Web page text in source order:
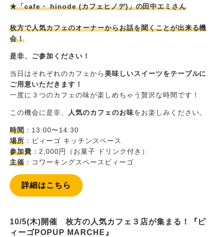
★「cafe・ hinode (カフェヒノデ)」の田中エミさん
枚方で人気カフェのオーナーからお話を聞くことが出来る機
会！
是非、ご参加ください！
当日はそれぞれのカフェから美味しいスイーツをテーブルに
ご用意いただきます！
一度に３つのカフェの味が楽しめちゃう贅沢な時間です！
この機会に是非、 人気のカフェのお味をお楽しみください。
時間：13:00〜14:30
場所：ビィーゴ キッチンスペース
参加費：2,000円（お菓子 ドリンク付き）
主催：コワーキングスペースビィーゴ
詳細はこちら
10/5(木)開催 枚方の人気カフェ３店が集まる！『ビ
ィーゴPOPUP MARCHE』